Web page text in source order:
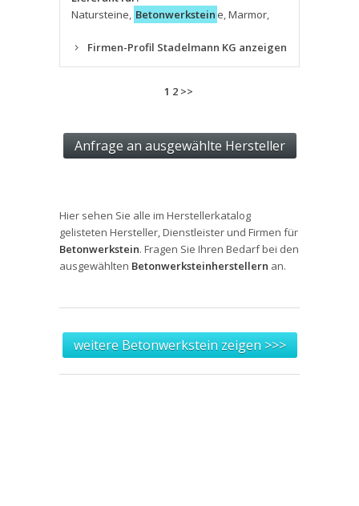
Natursteine, Betonwerkstein e,Marmor,
Firmen-Profil Stadelmann KG anzeigen
1 2 >>
Hier sehen Sie alle im Herstellerkatalog
gelisteten Hersteller, Dienstleister und Firmen für
Betonwerkstein. Fragen Sie Ihren Bedarf bei den
ausgewählten Betonwerksteinherstellern an.
weitere Betonwerkstein zeigen >>>